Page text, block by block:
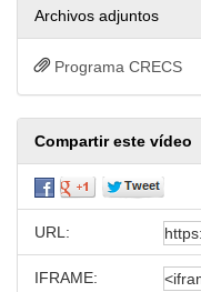
Archivos adjuntos
Programa CRECS
Compartir este vídeo
URL:
IFRAME: